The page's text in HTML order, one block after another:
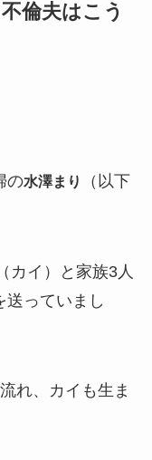
倫夫はこう
の水澤まり
（以下
カイ）と家族3人
送っていまし
れ、カイも生ま